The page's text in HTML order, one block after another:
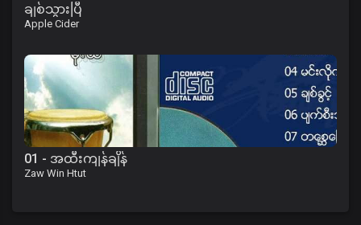
ချစ်သွားပြီ
Apple Cider
01 - အထီးကျန်ချိန်
Zaw Win Htut